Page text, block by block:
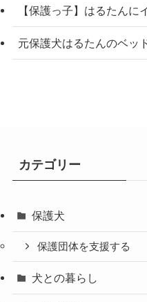
【保護っ子】はるたん
元保護犬はるたんのベッ
カテゴリー
保護犬
保護団体を支援する
犬との暮らし